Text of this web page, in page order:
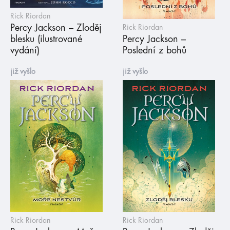
Rick Riordan
Percy Jackson – Zloděj
blesku (ilustrované
vydání)
Rick Riordan
Percy Jackson –
Poslední z bohů
již vyšlo
Rick Riordan
již vyšlo
Rick Riordan